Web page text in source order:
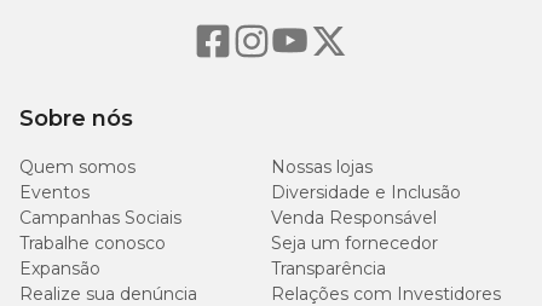
Sobre nós
Quem somos
Nossas lojas
Eventos
Diversidade e Inclusão
Campanhas Sociais
Venda Responsável
Trabalhe conosco
Seja um fornecedor
Expansão
Transparência
Realize sua denúncia
Relações com Investidores